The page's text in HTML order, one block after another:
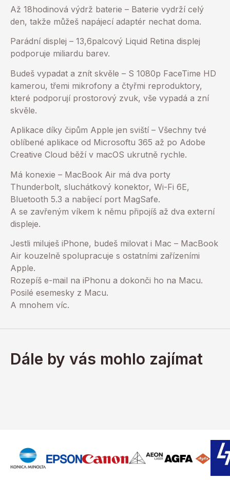
Až 18hodinová výdrž baterie – Baterie vydrží celý
den, takže můžeš napájecí adaptér nechat doma.
Parádní displej – 13,6palcový Liquid Retina displej
podporuje miliardu barev.
Budeš vypadat a znít skvěle – S 1080p FaceTime HD
kamerou, třemi mikrofony a čtyřmi reproduktory,
které podporují prostorový zvuk, vše vypadá a zní
skvěle.
Aplikace díky čipům Apple jen sviští – Všechny tvé
oblíbené aplikace od Microsoftu 365 až po Adobe
Creative Cloud běží v macOS ukrutně rychle.
Má konexie – MacBook Air má dva porty
Thunderbolt, sluchátkový konektor, Wi-Fi 6E,
Bluetooth 5.3 a nabíjecí port MagSafe.
A se zavřeným víkem k němu připojíš až dva externí
displeje.
Jestli miluješ iPhone, budeš milovat i Mac – MacBook
Air kouzelně spolupracuje s ostatními zařízeními
Apple.
Rozepíš e-mail na iPhonu a dokonči ho na Macu.
Posilé esemesky z Macu.
A mnohem víc.
Dále by vás mohlo zajímat